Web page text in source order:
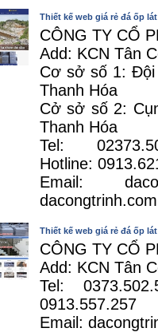
Thiết kế web giá rẻ đá ốp
CÔNG TY CỔ
Add: KCN Tân
Cơ sở số 1:
Thanh Hóa
Cở sở số 2:
Thanh Hóa
Tel:
Hotline:
Email:
Thiết kế web giá rẻ đá ốp
CÔNG TY CỔ
Add: KCN Tân
Tel:
0913.557.257
Email: